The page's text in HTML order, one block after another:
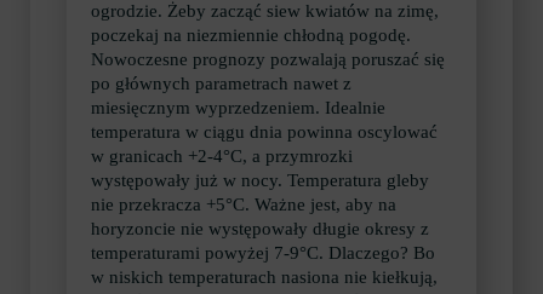
ogrodzie. Żeby zacząć siew kwiatów na zimę,
poczekaj na niezmiennie chłodną pogodę.
Nowoczesne prognozy pozwalają poruszać się
po głównych parametrach nawet z
miesięcznym wyprzedzeniem. Idealnie
temperatura w ciągu dnia powinna oscylować
w granicach +2-4°C, a przymrozki
występowały już w nocy. Temperatura gleby
nie przekracza +5°C. Ważne jest, aby na
horyzoncie nie występowały długie okresy z
temperaturami powyżej 7-9°C. Dlaczego? Bo
w niskich temperaturach nasiona nie kiełkują,